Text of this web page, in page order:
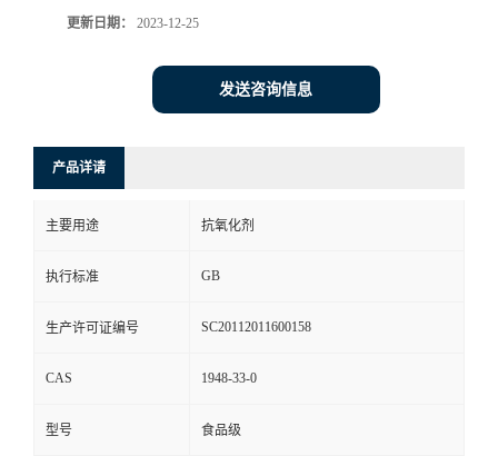
更新日期： 2023-12-25
发送咨询信息
产品详请
主要用途 抗氧化剂
执行标准 GB
生产许可证编号 SC20112011600158
CAS 1948-33-0
型号 食品级